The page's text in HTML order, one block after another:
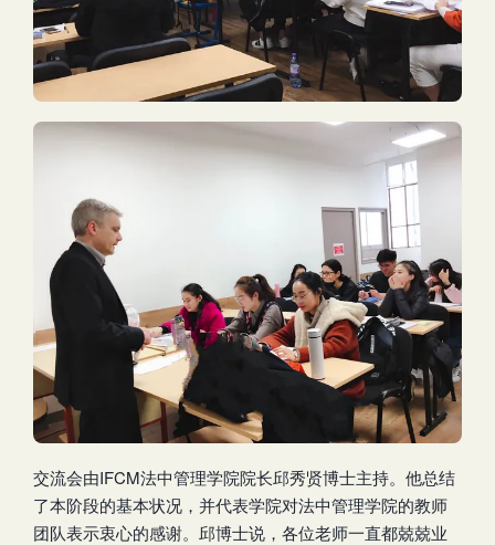
交流会由IFCM法中管理学院院长邱秀贤博士主持。他总结
了本阶段的基本状况，并代表学院对法中管理学院的教师
团队表示衷心的感谢。邱博士说，各位老师一直都兢兢业